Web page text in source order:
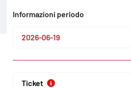
Informazioni periodo
2026-06-19
Ticket